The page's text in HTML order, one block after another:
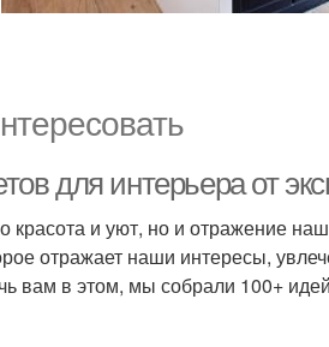
для интерьера от
красота и уют, но и отражение
отражает наши интересы,
вам в этом, мы собрали 100+ идей